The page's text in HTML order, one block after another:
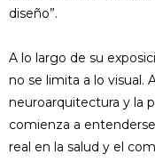
diseño”.
A lo largo de su
no se limita a lo visual.
neuroarquitectura y la
comienza a
real en la salud y el